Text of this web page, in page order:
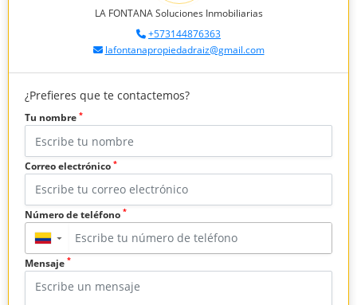
LA FONTANA Soluciones Inmobiliarias
+573144876363
lafontanapropiedadraiz@gmail.com
¿Prefieres que te contactemos?
Tu nombre *
Correo electrónico *
Número de teléfono *
▼
Mensaje *